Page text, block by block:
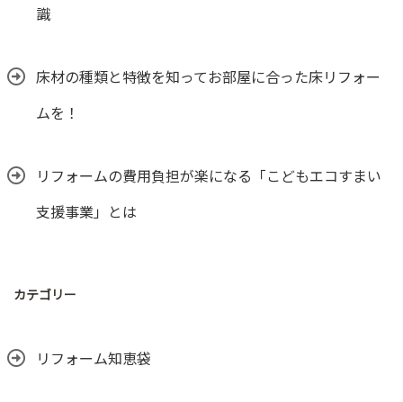
識
床材の種類と特徴を知ってお部屋に合った床リフォー
ムを！
リフォームの費用負担が楽になる「こどもエコすまい
支援事業」とは
カテゴリー
リフォーム知恵袋